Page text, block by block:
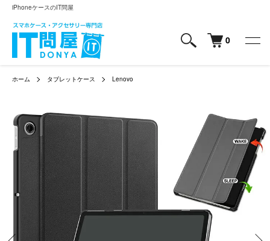
iPhoneケースのIT問屋
0
ホーム タブレットケース Lenovo